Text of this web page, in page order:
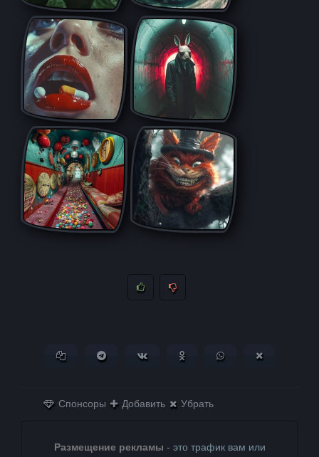
Копировать ссылкуПоделиться в Telegram
Поделиться ВКонтактеПоделиться в
Поделиться в
Спонсоры Добавить Убрать
Размещение рекламы - это трафик вам или